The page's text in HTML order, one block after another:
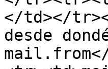
</td></
desde